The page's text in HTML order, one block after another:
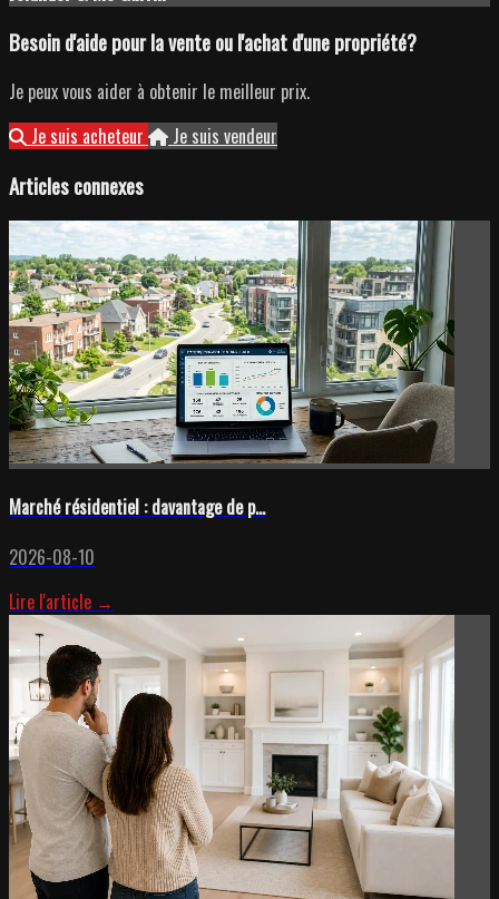
Besoin d'aide pour la vente ou l'achat d'une propriété?
Je peux vous aider à obtenir le meilleur prix.
Je suis acheteur
Je suis vendeur
Articles connexes
Marché résidentiel : davantage de p...
2026-08-10
Lire l'article →